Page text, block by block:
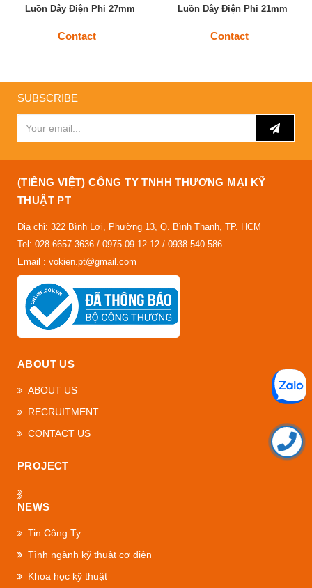
Luồn Dây Điện Phi 27mm
Contact
Luồn Dây Điện Phi 21mm
Contact
SUBSCRIBE
(TIẾNG VIỆT) CÔNG TY TNHH THƯƠNG MẠI KỸ
THUẬT PT
Địa chỉ: 322 Bình Lợi, Phường 13, Q. Bình Thạnh, TP. HCM
Tel: 028 6657 3636 / 0975 09 12 12 / 0938 540 586
Email : vokien.pt@gmail.com
ABOUT US
ABOUT US
RECRUITMENT
CONTACT US
PROJECT
NEWS
Tin Công Ty
Tình ngành kỹ thuật cơ điện
Khoa học kỹ thuật